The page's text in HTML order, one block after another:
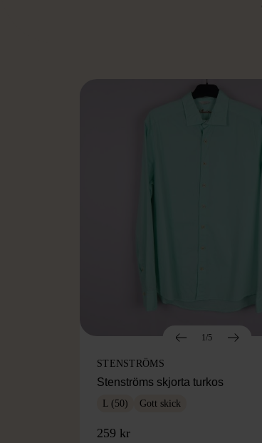
1/5
STENSTRÖMS
Stenströms skjorta turkos
L (50) Gott skick
259 kr